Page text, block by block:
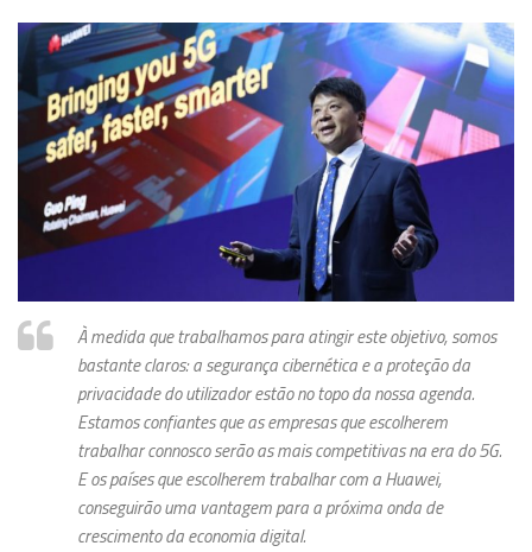
À medida que trabalhamos para atingir este objetivo, somos
bastante claros: a segurança cibernética e a proteção da
privacidade do utilizador estão no topo da nossa agenda.
Estamos confiantes que as empresas que escolherem
trabalhar connosco serão as mais competitivas na era do 5G.
E os países que escolherem trabalhar com a Huawei,
conseguirão uma vantagem para a próxima onda de
crescimento da economia digital.